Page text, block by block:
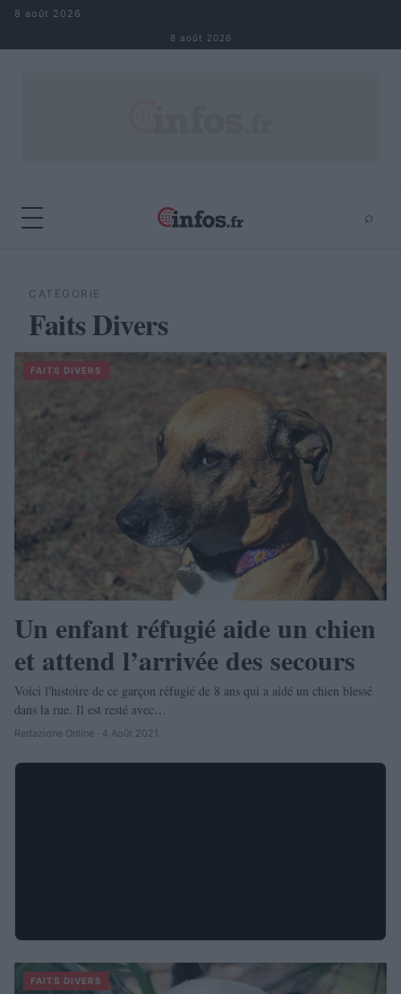
Aller au contenu
8 août 2026
8 août 2026
⌕
Rechercher
CATÉGORIE
Faits Divers
FAITS DIVERS
Un enfant réfugié aide un chien
et attend l’arrivée des secours
Voici l'histoire de ce garçon réfugié de 8 ans qui a aidé un chien blessé
dans la rue. Il est resté avec…
Redazione Online · 4 Août 2021
FAITS DIVERS